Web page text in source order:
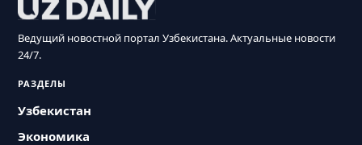
Ведущий новостной портал Узбекистана. Актуальные новости
24/7.
РАЗДЕЛЫ
Узбекистан
Экономика